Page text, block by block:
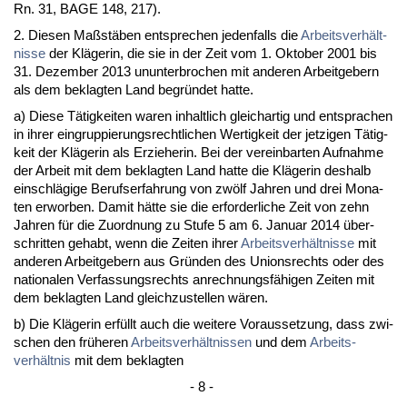
Rn. 31, BA­GE 148, 217).
2. Die­sen Maßstäben ent­spre­chen je­den­falls dieAr­beits­verhält­
nis­se der Kläge­rin, die sie in der Zeit vom 1. Ok­to­ber 2001 bis
31. De­zem­ber 2013 un­un­ter­bro­chen mit an­de­ren Ar­beit­ge­bern
als dem be­klag­ten Land be­gründet hat­te.
a) Die­se Tätig­kei­ten wa­ren in­halt­lich gleich­ar­tig und ent­spra­chen
in ih­rer ein­grup­pie­rungs­recht­li­chen Wer­tig­keit der jet­zi­gen Tätig­
keit der Kläge­rin als Er­zie­he­rin. Bei der ver­ein­bar­ten Auf­nah­me
der Ar­beit mit dem be­klag­ten Land hat­te die Kläge­rin des­halb
ein­schlägi­ge Be­rufs­er­fah­rung von zwölf Jah­ren und drei Mo­na­
ten er­wor­ben. Da­mit hätte sie die er­for­der­li­che Zeit von zehn
Jah­ren für die Zu­ord­nung zu Stu­fe 5 am 6. Ja­nu­ar 2014 über­
schrit­ten ge­habt, wenn die Zei­ten ih­rerAr­beits­verhält­nis­se mit
an­de­ren Ar­beit­ge­bern aus Gründen des Uni­ons­rechts oder des
na­tio­na­len Ver­fas­sungs­rechts an­rech­nungsfähi­gen Zei­ten mit
dem be­klag­ten Land gleich­zu­stel­len wären.
b) Die Kläge­rin erfüllt auch die wei­te­re Vor­aus­set­zung, dass zwi­
schen den frühe­renAr­beits­verhält­nis­sen und dem Ar­beits­
verhält­nis mit dem be­klag­ten
- 8 -